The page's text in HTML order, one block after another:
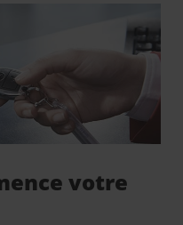
votre